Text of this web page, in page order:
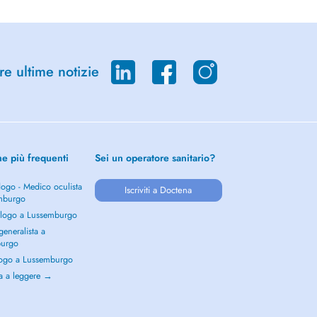
ultime notizie
più frequenti
- Medico oculista
a Lussemburgo
a
a Lussemburgo
a leggere →
Sei un operatore sanitario?
Iscriviti a Doctena